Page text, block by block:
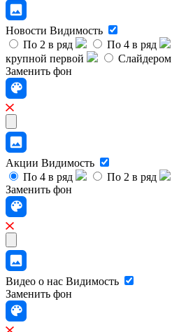
Новости Видимость
По 2 в ряд
По 4 в ряд
крупной первой
Слайдером
Заменить фон
Акции Видимость
По 4 в ряд
По 2 в ряд
Заменить фон
Видео о нас Видимость
Заменить фон